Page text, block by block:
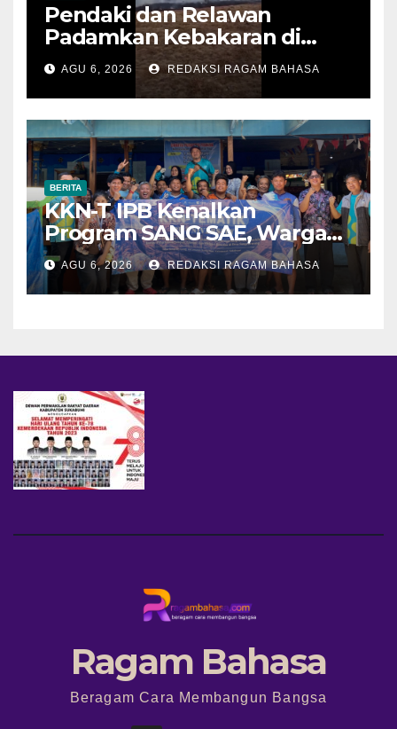
Pendaki dan Relawan
Padamkan Kebakaran di
Alun-alun Suryakencana
Sebelum Meluas
AGU 6, 2026 REDAKSI RAGAM BAHASA
BERITA
KKN-T IPB Kenalkan
Program SANG SAE, Warga
Desa Sangrawayang Diajak
Ubah Sampah Jadi Bernilai
Ekonomi
AGU 6, 2026 REDAKSI RAGAM BAHASA
Ragam Bahasa
Beragam Cara Membangun Bangsa